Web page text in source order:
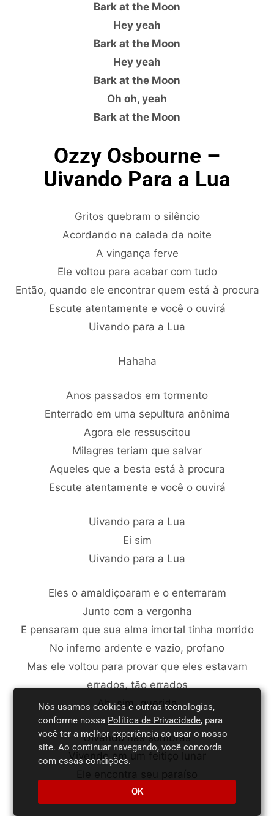
Bark at the Moon
Hey yeah
Bark at the Moon
Hey yeah
Bark at the Moon
Oh oh, yeah
Bark at the Moon
Ozzy Osbourne –
Uivando Para a Lua
Gritos quebram o silêncio
Acordando na calada da noite
A vingança ferve
Ele voltou para acabar com tudo
Então, quando ele encontrar quem está à procura
Escute atentamente e você o ouvirá
Uivando para a Lua
Hahaha
Anos passados em tormento
Enterrado em uma sepultura anônima
Agora ele ressuscitou
Milagres teriam que salvar
Aqueles que a besta está à procura
Escute atentamente e você o ouvirá
Uivando para a Lua
Ei sim
Uivando para a Lua
Eles o amaldiçoaram e o enterraram
Junto com a vergonha
E pensaram que sua alma imortal tinha morrido
No inferno ardente e vazio, profano
Mas ele voltou para provar que eles estavam
errados, tão errados
Ah, sim, querida
Uivando nas sombras
Vivendo em um feitiço lunar
Vomitando da boca do inferno
Nós usamos cookies e outras tecnologias,
conforme nossa Política de Privacidade, para
você ter a melhor experiência ao usar o nosso
site. Ao continuar navegando, você concorda
com essas condições.
OK